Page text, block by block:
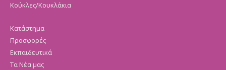
Κούκλες/Κουκλάκια
Κατάστημα
Προσφορές
Εκπαιδευτικά
Τα Νέα μας